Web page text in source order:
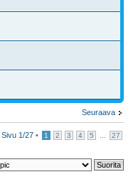
Seuraava
Sivu 1/27 • 1 2 3 4 5 27